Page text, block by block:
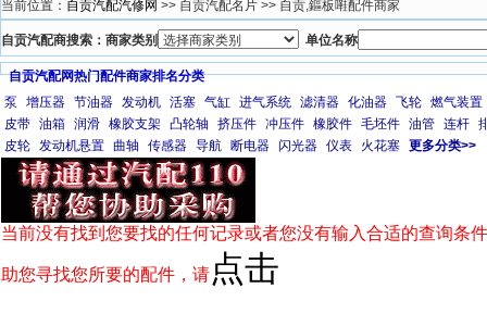
当前位置： 自贡汽配汽修网 >> 自贡汽配名片 >> 自贡,鏂板嚡配件商家
自贡汽配商搜索：商家类别 单位名称
自贡汽配网热门配件商家排名分类
泵
增压器 节油器 发动机 活塞 气缸 进气系统 滤清器 化油器 飞轮 燃气装置
皮带 油箱 润滑 橡胶支架 凸轮轴 挤压件 冲压件 橡胶件 毛坯件 油管 连杆
皮轮 发动机悬置 曲轴 传感器 导航 断电器 闪光器 仪表 火花塞 更多分类>>
当前没有找到您要找的任何记录或者您没有输入合适的查询条
助您寻找您所要的配件，请 点击